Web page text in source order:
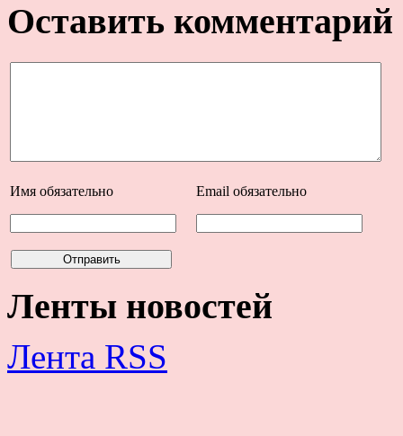
Оставить комментарий
Имя обязательно Email обязательно
Ленты новостей
Лента RSS